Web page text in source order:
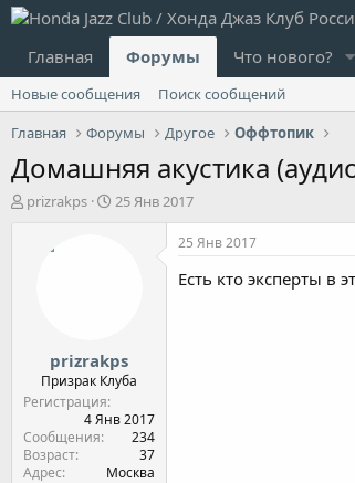
Главная Форумы Что нового?
Новые сообщения
Поиск сообщений
Главная
Форумы Другое Оффтопик
Домашняя акустика
А
prizrakps
Д
л
а
25 Янв 2017
prizrakps
Призрак Клуба
Регистрация
4 Янв 2017
Сообщения
234
Возраст
37
Адрес
Москва
25 Янв 2017
Есть кто эксперты в